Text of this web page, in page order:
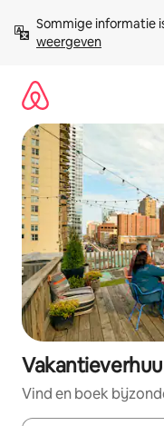
direct
naar
Sommige informatie
weergeven
Vind en boek